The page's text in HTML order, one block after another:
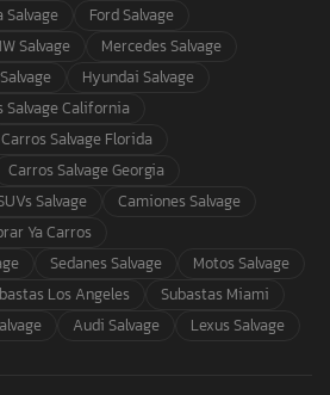
Salvage
Ford Salvage
Salvage
Mercedes Salvage
Hyundai Salvage
Salvage California
Carros Salvage Florida
Carros Salvage Georgia
Salvage
Camiones Salvage
Ya Carros
Sedanes Salvage
Motos Salvage
Los Angeles
Subastas Miami
Audi Salvage Lexus Salvage